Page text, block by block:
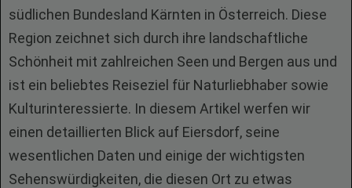
südlichen Bundesland Kärnten in Österreich. Diese
Region zeichnet sich durch ihre landschaftliche
Schönheit mit zahlreichen Seen und Bergen aus und
ist ein beliebtes Reiseziel für Naturliebhaber sowie
Kulturinteressierte. In diesem Artikel werfen wir
einen detaillierten Blick auf Eiersdorf, seine
wesentlichen Daten und einige der wichtigsten
Sehenswürdigkeiten, die diesen Ort zu etwas